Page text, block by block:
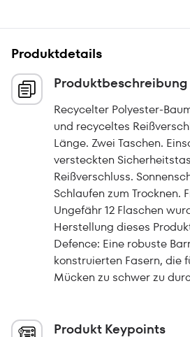
Produktdetails
Produktbeschreibung
Recycelter Polyester-
und recyceltes
Länge. Zwei Taschen.
versteckten
Reißverschluss.
Schlaufen zum Trocknen.
Ungefähr 12 Flaschen
Herstellung dieses
Defence: Eine robuste
konstruierten Fasern, die
Mücken zu schwer zu
Produkt Keypoints